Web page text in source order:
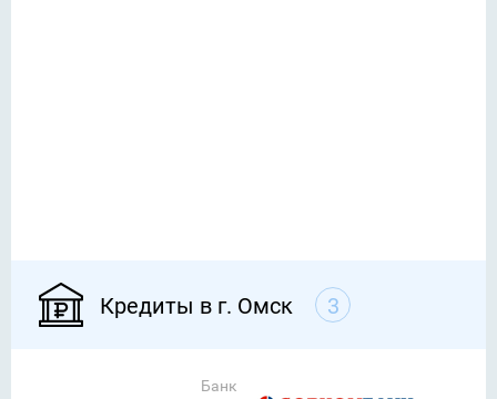
Кредиты в г. Омск 3
Банк